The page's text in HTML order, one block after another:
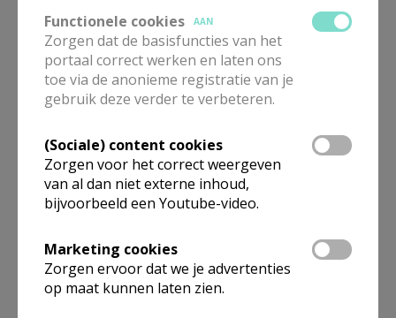
Beroepsvereniging Zorgpastores
Lanceringsavond boek Zeven
kruiswoorden
Functionele cookies
AAN
Zorgen dat de basisfuncties van het
portaal correct werken en laten ons
toe via de anonieme registratie van je
gebruik deze verder te verbeteren.
(Sociale) content cookies
Zorgen voor het correct weergeven
van al dan niet externe inhoud,
bijvoorbeeld een Youtube-video.
Marketing cookies
Zorgen ervoor dat we je advertenties
op maat kunnen laten zien.